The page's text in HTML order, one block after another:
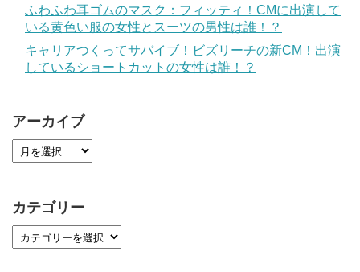
ふわふわ耳ゴムのマスク：フィッティ！CMに出演して
いる黄色い服の女性とスーツの男性は誰！？
キャリアつくってサバイブ！ビズリーチの新CM！出演
しているショートカットの女性は誰！？
アーカイブ
カテゴリー